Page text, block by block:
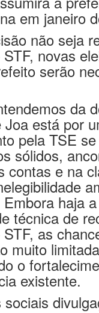
em janeiro
não seja
novas
serão
da
Joa está por
pela TSE
sólidos,
contas e na
haja a
técnica de
as
muito
o
existente.